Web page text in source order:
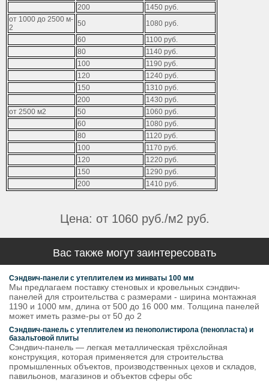
200
1­450­ ­р­у­б­.­
о­т­ ­1­0­0­0­ ­д­о­ ­2­5­0­0­ ­м­
2­
50
1­080­ ­р­у­б­.­
60
1­100­ ­р­у­б­.­
80
1­14­0­ ­р­у­б­.­
100
119­0­ ­р­у­б­.­
120
1­24­0­ ­р­у­б­.­
150
1­31­0­ ­р­у­б­.­
200
1­430­ ­р­у­б­.­
о­т­ ­2­5­0­0­ ­м­2­
50
1­0­6­0­ ­р­у­б­.­
60
1080­ ­р­у­б­.­
80
1­12­0­ ­р­у­б­.­
100
117­0­ ­р­у­б­.­
120
1­2­2­0­ ­р­у­б­.­
150
1­2­90­ ­р­у­б­.­
200
1­41­0­ ­р­у­б­.­
Цена: от 1060 руб./м2 руб.
Вас также могут заинтересовать
Сэндвич-панели с утеплителем из минваты 100 мм
Мы предлагаем поставку стеновых и кровельных сэндвич-
панелей для строительства с размерами - ширина монтажная
1190 и 1000 мм, длина от 500 до 16 000 мм. Толщина панелей
может иметь разме-ры от 50 до 2
Сэндвич-панель с утеплителем из пенополистирола (пенопласта) и
базальтовой плиты
Сэндвич-панель — легкая металлическая трёхслойная
конструкция, которая применяется для строительства
промышленных объектов, производственных цехов и складов,
павильонов, магазинов и объектов сферы обс